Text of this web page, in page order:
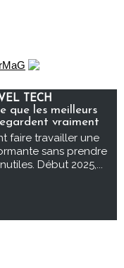
TECH
que les meilleurs
vraiment
faire travailler une
sans prendre
Début 2025,...